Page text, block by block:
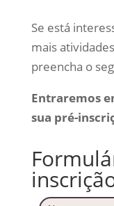
Se está
mais
preencha o
Entraremos
sua pré-